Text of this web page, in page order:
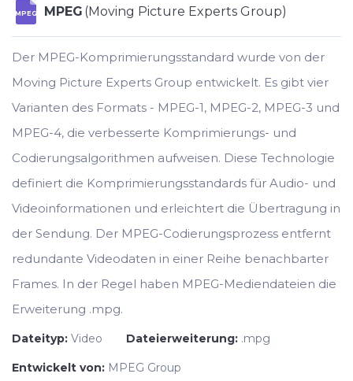
MPEG MPEG (Moving Picture Experts Group)
Der MPEG-Komprimierungsstandard wurde von der
Moving Picture Experts Group entwickelt. Es gibt vier
Varianten des Formats - MPEG-1, MPEG-2, MPEG-3 und
MPEG-4, die verbesserte Komprimierungs- und
Codierungsalgorithmen aufweisen. Diese Technologie
definiert die Komprimierungsstandards für Audio- und
Videoinformationen und erleichtert die Übertragung in
der Sendung. Der MPEG-Codierungsprozess entfernt
redundante Videodaten in einer Reihe benachbarter
Frames. In der Regel haben MPEG-Mediendateien die
Erweiterung .mpg.
Dateityp: Video Dateierweiterung: .mpg
Entwickelt von: MPEG Group